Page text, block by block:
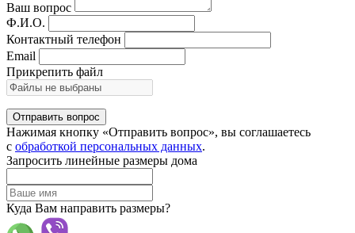
Ваш вопрос
Ф.И.О.
Контактный телефон
Email
Прикрепить файл
Отправить вопрос
Нажимая кнопку «Отправить вопрос», вы соглашаетесь
с обработкой персональных данных.
Запросить линейные размеры дома
Куда Вам направить размеры?